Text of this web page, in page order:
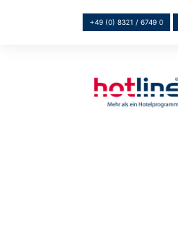
+49 (0) 8321 / 6749 0